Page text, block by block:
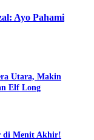
Ayo Pahami
Utara, Makin
Elf Long
di Menit Akhir!